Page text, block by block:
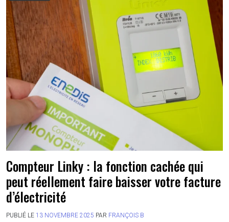
Compteur Linky : la fonction cachée qui
peut réellement faire baisser votre facture
d’électricité
PUBLIÉ LE 13 NOVEMBRE 2025 PAR FRANÇOIS B